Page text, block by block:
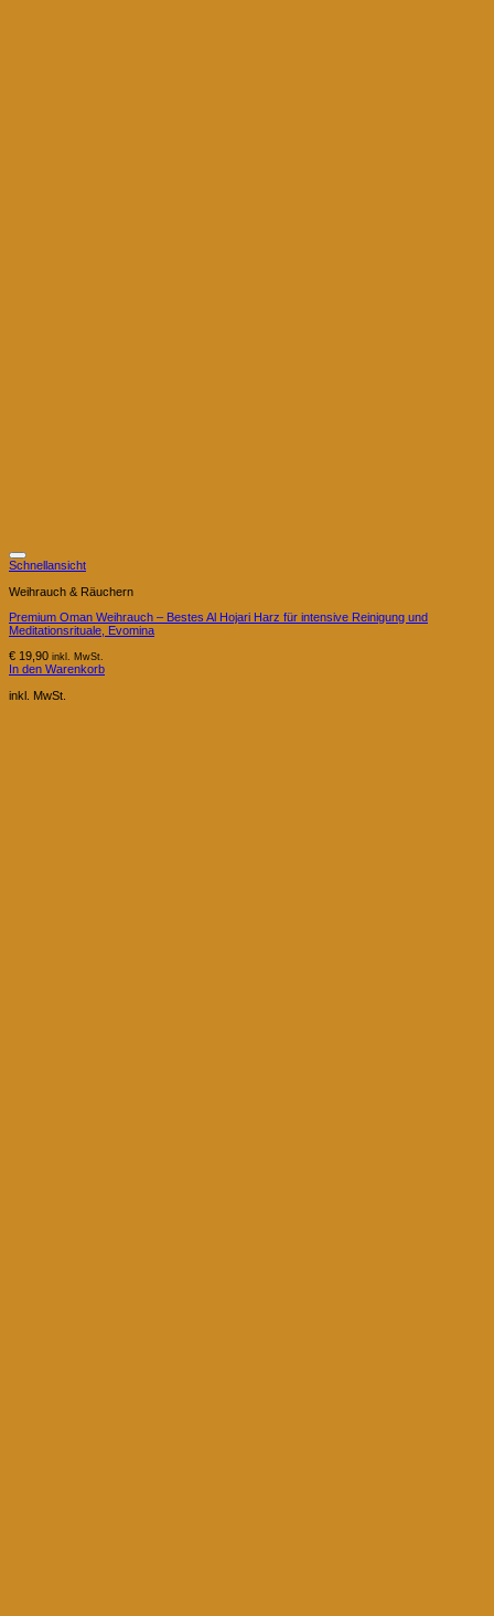
Schnellansicht
Weihrauch & Räuchern
Premium Oman Weihrauch – Bestes Al Hojari Harz für intensive Reinigung und
Meditationsrituale, Evomina
€ 19,90 inkl. MwSt.
In den Warenkorb
inkl. MwSt.